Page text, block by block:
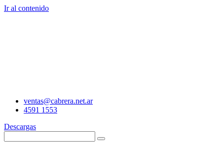
Ir al contenido
ventas@cabrera.net.ar
4591 1553
Descargas